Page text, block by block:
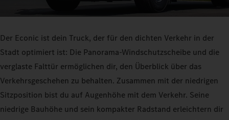
Der Econic ist dein Truck, der für den dichten Verkehr in der
Stadt optimiert ist: Die Panorama-Windschutzscheibe und die
verglaste Falttür ermöglichen dir, den Überblick über das
Verkehrsgeschehen zu behalten. Zusammen mit der niedrigen
Sitzposition bist du auf Augenhöhe mit dem Verkehr. Seine
niedrige Bauhöhe und sein kompakter Radstand erleichtern dir